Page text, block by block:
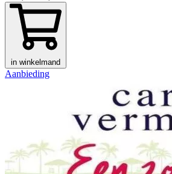
in winkelmand
Aanbieding